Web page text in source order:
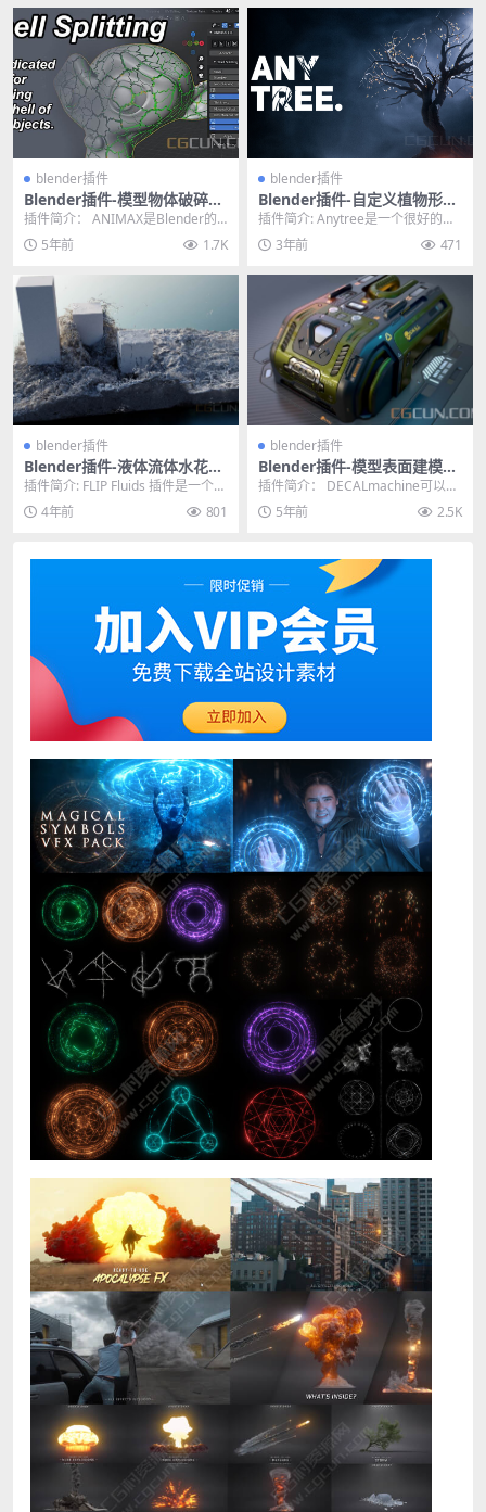
blender插件
Blender插件-模型物体破碎组
合特效插件 ANIMAX For Ble
nder
插件简介： ANIMAX是Blender的
程序动画系统，可简化多个对象的
动画制作...
5年前 1.7K
blender插件
Blender插件-自定义植物形状
外观 Anytree v1.6.0–Trees
With Any Shape
插件简介: Anytree是一个很好的工
具，可以帮助您建模或绘制树的大
致形状，并...
3年前 471
blender插件
Blender插件-液体流体水花模
拟插件 FLIP Fluids v1.5.0
插件简介: FLIP Fluids 插件是一个工
具，可帮助您在 Blender ...
4年前 801
blender插件
Blender插件-模型表面建模贴
图插件 DecalMachine V2.3.0
For Blender 2.83+
插件简介： DECALmachine可以直
接在模型的表面进行贴图建模，可
视化操作...
5年前 2.5K